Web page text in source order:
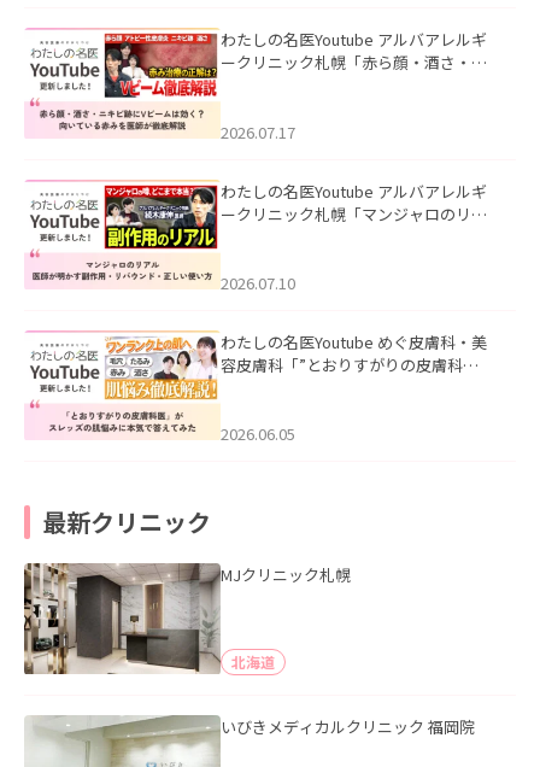
わたしの名医Youtube アルバアレルギ
ークリニック札幌「赤ら顔・酒さ・ニ
した。
2026.07.17
わたしの名医Youtube アルバアレルギ
ークリニック札幌「マンジャロのリア
た。
2026.07.10
わたしの名医Youtube めぐ皮膚科・美
容皮膚科「”とおりすがりの皮膚科
2026.06.05
最新クリニック
MJクリニック札幌
北海道
いびきメディカルクリニック 福岡院